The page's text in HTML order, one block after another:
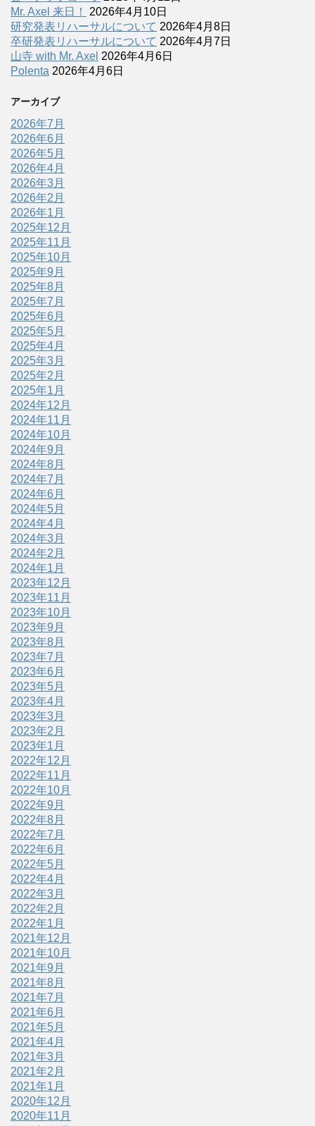
Mr. Axel 来日！
2026年4月10日
研究発表リハーサルについて 2026年4月8日
卒研発表リハーサルについて 2026年4月7日
山寺 with Mr. Axel 2026年4月6日
Polenta 2026年4月6日
アーカイブ
2026年7月
2026年6月
2026年5月
2026年4月
2026年3月
2026年2月
2026年1月
2025年12月
2025年11月
2025年10月
2025年9月
2025年8月
2025年7月
2025年6月
2025年5月
2025年4月
2025年3月
2025年2月
2025年1月
2024年12月
2024年11月
2024年10月
2024年9月
2024年8月
2024年7月
2024年6月
2024年5月
2024年4月
2024年3月
2024年2月
2024年1月
2023年12月
2023年11月
2023年10月
2023年9月
2023年8月
2023年7月
2023年6月
2023年5月
2023年4月
2023年3月
2023年2月
2023年1月
2022年12月
2022年11月
2022年10月
2022年9月
2022年8月
2022年7月
2022年6月
2022年5月
2022年4月
2022年3月
2022年2月
2022年1月
2021年12月
2021年10月
2021年9月
2021年8月
2021年7月
2021年6月
2021年5月
2021年4月
2021年3月
2021年2月
2021年1月
2020年12月
2020年11月